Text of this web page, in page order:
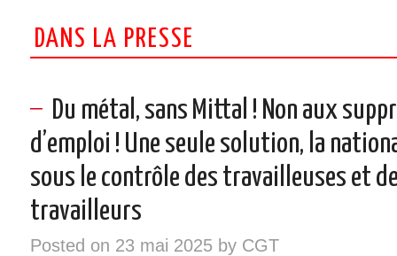
INSTANCES – ELU/ES CGT
VOS DROITS
RÉGIONS
NOTRE SYNDICAT
SYNDIQUEZ-VOUS !
DANS LA PRESSE
Du métal, sans Mittal ! Non aux
d’emploi ! Une seule solution, la
sous le contrôle des travailleuses et
travailleurs
Posted on 23 mai 2025by CGT